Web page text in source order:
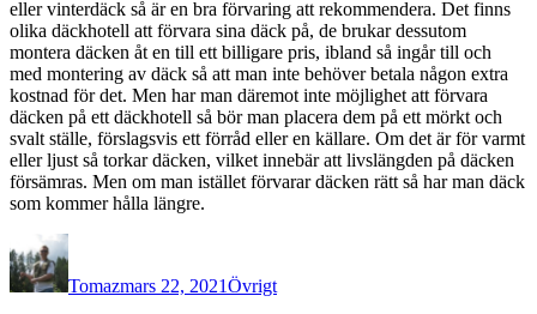
eller vinterdäck så är en bra förvaring att rekommendera. Det finns
olika däckhotell att förvara sina däck på, de brukar dessutom
montera däcken åt en till ett billigare pris, ibland så ingår till och
med montering av däck så att man inte behöver betala någon extra
kostnad för det. Men har man däremot inte möjlighet att förvara
däcken på ett däckhotell så bör man placera dem på ett mörkt och
svalt ställe, förslagsvis ett förråd eller en källare. Om det är för varmt
eller ljust så torkar däcken, vilket innebär att livslängden på däcken
försämras. Men om man istället förvarar däcken rätt så har man däck
som kommer hålla längre.
Författare
Tomazmars 22, 2021Övrigt